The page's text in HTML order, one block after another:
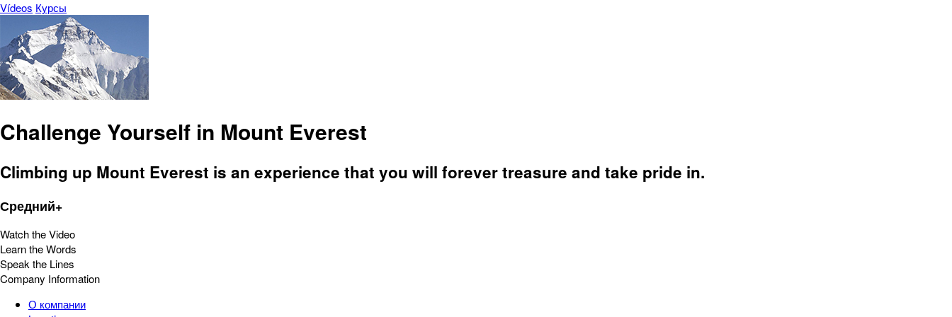
Vídeos Курсы
Challenge Yourself in Mount Everest
Climbing up Mount Everest is an experience that you will forever treasure and take pride in.
Средний+
Watch the Video
Learn the Words
Speak the Lines
Company Information
О компании